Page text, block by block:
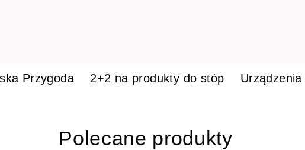
Przygoda 2+2 na produkty do stóp
Polecane produkty